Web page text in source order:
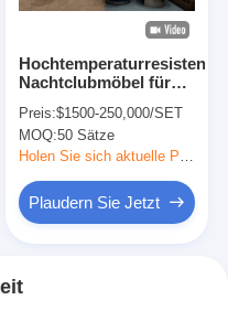
Hochtemperaturresistente
Nachtclubmöbel für
Moderne Clubmöbel
Preis:$1500-250,000/SET
MOQ:50 Sätze
Holen Sie sich aktuelle Preis
Plaudern Sie Jetzt